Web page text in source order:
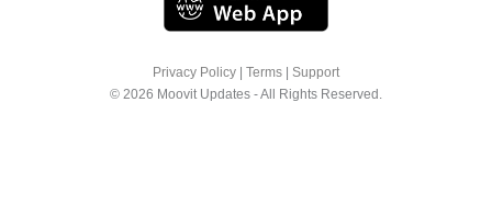
Privacy Policy Terms
Support
© 2026 Moovit Updates - All Rights Reserved.